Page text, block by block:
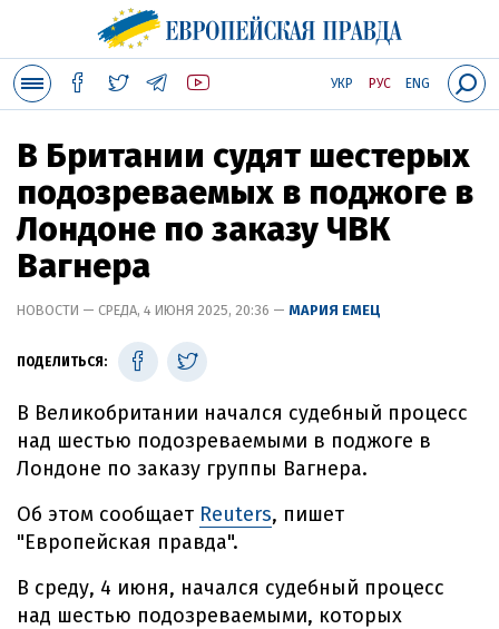
УКР РУС ENG
В Британии судят шестерых
подозреваемых в поджоге в
Лондоне по заказу ЧВК
Вагнера
НОВОСТИ — СРЕДА, 4 ИЮНЯ 2025, 20:36 — МАРИЯ ЕМЕЦ
ПОДЕЛИТЬСЯ:
В Великобритании начался судебный процесс
над шестью подозреваемыми в поджоге в
Лондоне по заказу группы Вагнера.
Об этом сообщает Reuters, пишет
"Европейская правда".
В среду, 4 июня, начался судебный процесс
над шестью подозреваемыми, которых